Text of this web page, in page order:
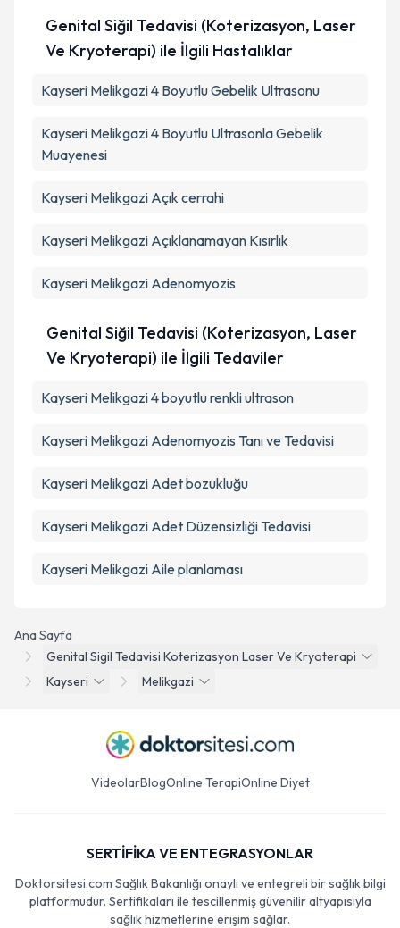
Ana Sayfa
Genital Sigil Tedavisi Koterizasyon Laser Ve Kryoterapi
Kayseri
Melikgazi
Genital Siğil Tedavisi (Koterizasyon, Laser
Ve Kryoterapi) ile İlgili Hastalıklar
Kayseri Melikgazi 4 Boyutlu Gebelik Ultrasonu
Kayseri Melikgazi 4 Boyutlu Ultrasonla Gebelik
Muayenesi
Kayseri Melikgazi Açık cerrahi
Kayseri Melikgazi Açıklanamayan Kısırlık
Kayseri Melikgazi Adenomyozis
Genital Siğil Tedavisi (Koterizasyon, Laser
Ve Kryoterapi) ile İlgili Tedaviler
Kayseri Melikgazi 4 boyutlu renkli ultrason
Kayseri Melikgazi Adenomyozis Tanı ve Tedavisi
Kayseri Melikgazi Adet bozukluğu
Kayseri Melikgazi Adet Düzensizliği Tedavisi
Kayseri Melikgazi Aile planlaması
VideolarBlogOnline TerapiOnline Diyet
SERTİFİKA VE ENTEGRASYONLAR
Doktorsitesi.com Sağlık Bakanlığı onaylı ve entegreli bir sağlık bilgi
platformudur. Sertifikaları ile tescillenmiş güvenilir altyapısıyla
sağlık hizmetlerine erişim sağlar.